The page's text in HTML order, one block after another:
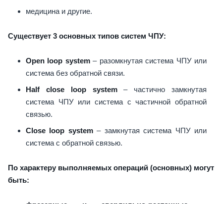
медицина и другие.
Существует 3 основных типов систем ЧПУ:
Open loop system– разомкнутая система ЧПУ или
система без обратной связи.
Half close loop system– частично замкнутая
система ЧПУ или система с частичной обратной
связью.
Close loop system– замкнутая система ЧПУ или
система с обратной связью.
По характеру выполняемых операций (основных) могут
быть: